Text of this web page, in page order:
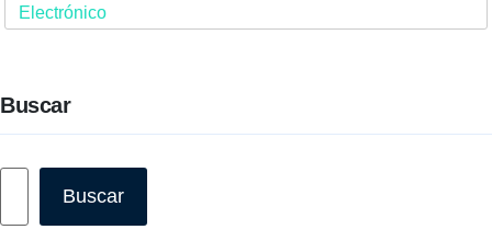
Electrónico
Buscar
Buscar